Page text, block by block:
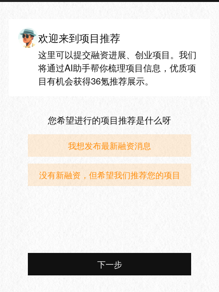
欢迎来到项目推荐
这里可以提交融资进展、创业项目。我们
将通过AI助手帮你梳理项目信息，优质项
目有机会获得36氪推荐展示。
您希望进行的项目推荐是什么呀
我想发布最新融资消息
没有新融资，但希望我们推荐您的项目
下一步